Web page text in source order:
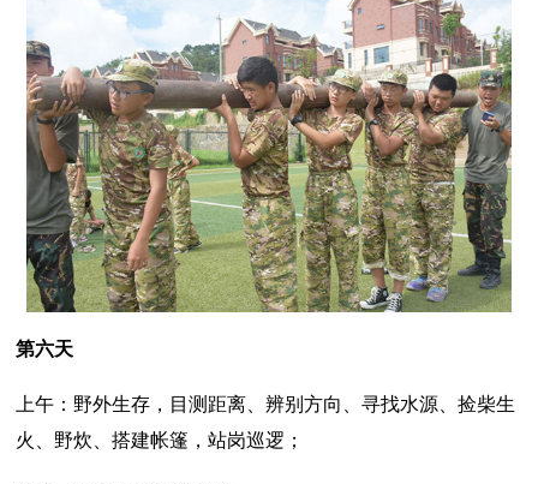
第六天
上午：野外生存，目测距离、辨别方向、寻找水源、捡柴生
火、野炊、搭建帐篷，站岗巡逻；